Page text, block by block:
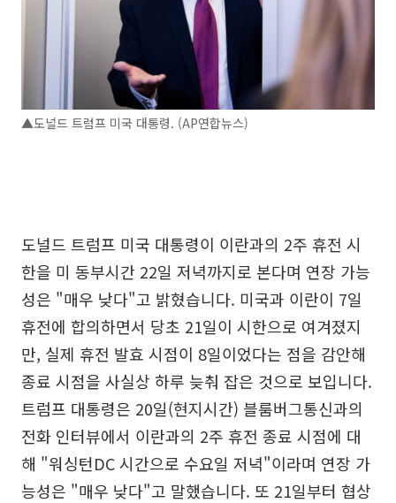
▲도널드 트럼프 미국 대통령. (AP연합뉴스)
도널드 트럼프 미국 대통령이 이란과의 2주 휴전 시
한을 미 동부시간 22일 저녁까지로 본다며 연장 가능
성은 "매우 낮다"고 밝혔습니다. 미국과 이란이 7일
휴전에 합의하면서 당초 21일이 시한으로 여겨졌지
만, 실제 휴전 발효 시점이 8일이었다는 점을 감안해
종료 시점을 사실상 하루 늦춰 잡은 것으로 보입니다.
트럼프 대통령은 20일(현지시간) 블룸버그통신과의
전화 인터뷰에서 이란과의 2주 휴전 종료 시점에 대
해 "워싱턴DC 시간으로 수요일 저녁"이라며 연장 가
능성은 "매우 낮다"고 말했습니다. 또 21일부터 협상